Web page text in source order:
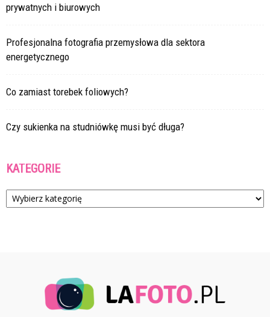
prywatnych i biurowych
Profesjonalna fotografia przemysłowa dla sektora
energetycznego
Co zamiast torebek foliowych?
Czy sukienka na studniówkę musi być długa?
KATEGORIE
Kategorie